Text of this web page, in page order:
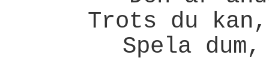
Trots du
Spela